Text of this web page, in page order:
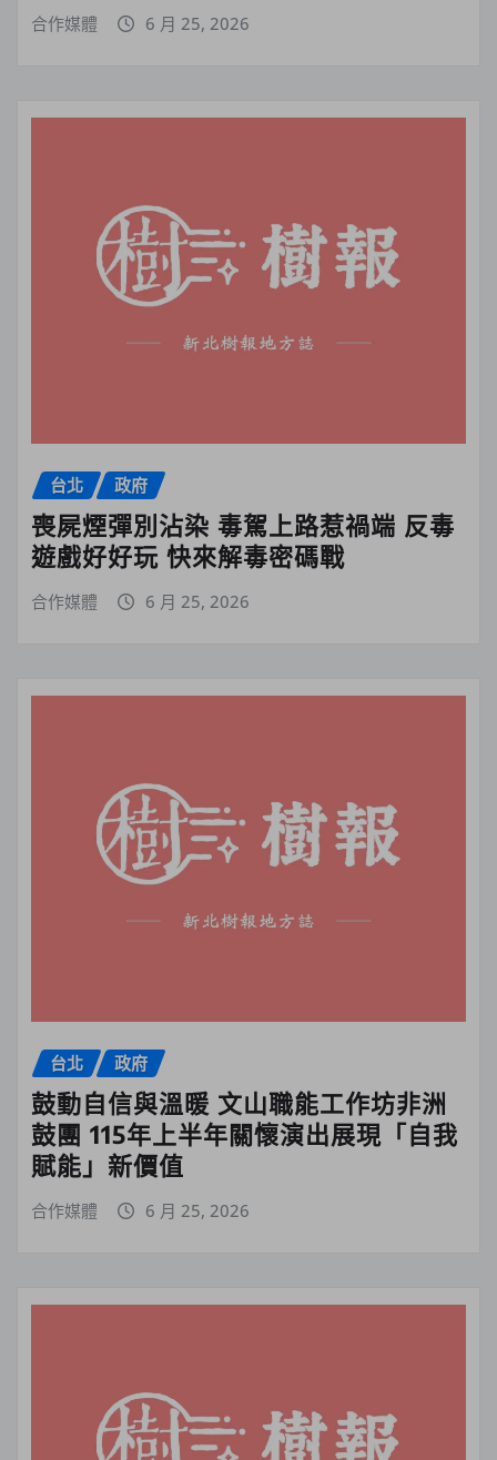
合作媒體 6 月 25, 2026
台北 政府
喪屍煙彈別沾染 毒駕上路惹禍端 反毒
遊戲好好玩 快來解毒密碼戰
合作媒體 6 月 25, 2026
台北 政府
鼓動自信與溫暖 文山職能工作坊非洲
鼓團 115年上半年關懷演出展現「自我
賦能」新價值
合作媒體 6 月 25, 2026